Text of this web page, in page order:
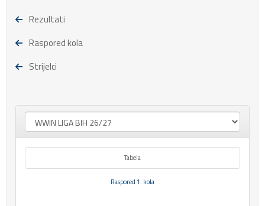
Rezultati
Raspored kola
Strijelci
Tabela
Raspored 1. kola